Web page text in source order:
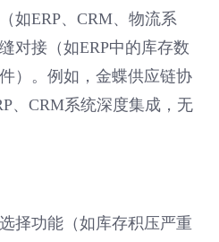
如ERP、CRM、物流系
对接（如ERP中的库存数
）。例如，金蝶供应链协
、CRM系统深度集成，无
择功能（如库存积压严重